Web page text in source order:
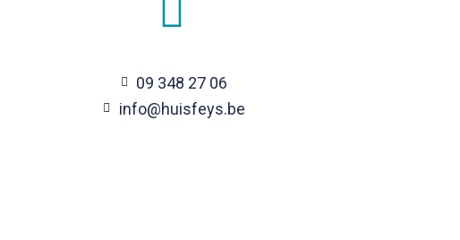
09 348 27 06
info@huisfeys.be